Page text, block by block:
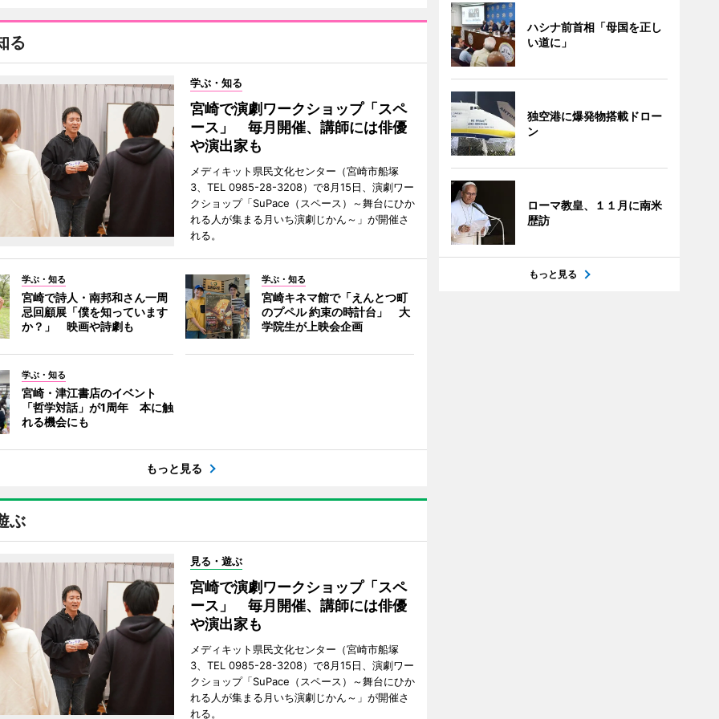
る
学ぶ・知る
宮崎で演劇ワークショップ「スペ
ース」 毎月開催、講師には俳優
や演出家も
メディキット県民文化センター（宮崎市船塚
3、TEL 0985-28-3208）で8月15日、演劇ワー
クショップ「SuPace（スペース）～舞台にひか
れる人が集まる月いち演劇じかん～」が開催さ
れる。
学ぶ・知る
宮崎で詩人・南邦和さん一周
忌回顧展「僕を知っています
か？」 映画や詩劇も
学ぶ・知る
宮崎キネマ館で「えんとつ町
のプペル 約束の時計台」 大
学院生が上映会企画
学ぶ・知る
宮崎・津江書店のイベント
「哲学対話」が1周年 本に触
れる機会にも
もっと見る
ぶ
見る・遊ぶ
宮崎で演劇ワークショップ「スペ
ース」 毎月開催、講師には俳優
や演出家も
メディキット県民文化センター（宮崎市船塚
3、TEL 0985-28-3208）で8月15日、演劇ワー
クショップ「SuPace（スペース）～舞台にひか
れる人が集まる月いち演劇じかん～」が開催さ
れる。
ハシナ前首相「母国を正し
い道に」
独空港に爆発物搭載ドロー
ン
ローマ教皇、１１月に南米
歴訪
もっと見る